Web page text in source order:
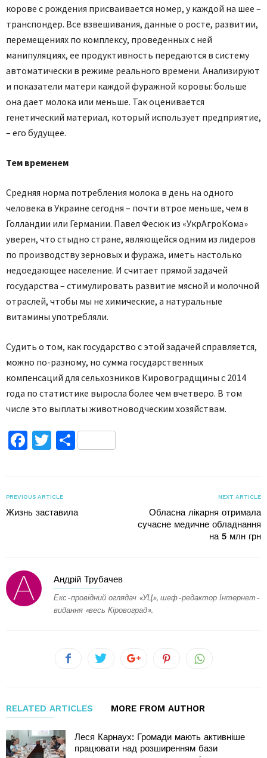
корове с рождения присваивается номер, у каждой на шее –
транспондер. Все взвешивания, данные о росте, развитии,
перемещениях по комплексу, проведенных с ней
манипуляциях, ее продуктивность передаются в систему
автоматически в режиме реального времени. Анализируют
и показатели матери каждой фуражной коровы: больше
она дает молока или меньше. Так оценивается
генетический материал, который использует предприятие,
– его будущее.
Тем временем
Средняя норма потребления молока в день на одного
человека в Украине сегодня – почти втрое меньше, чем в
Голландии или Германии. Павел Фесюк из «УкрАгроКома»
уверен, что стыдно стране, являющейся одним из лидеров
по производству зерновых и фуража, иметь настолько
недоедающее население. И считает прямой задачей
государства – стимулировать развитие мясной и молочной
отраслей, чтобы мы не химические, а натуральные
витамины употребляли.
Судить о том, как государство с этой задачей справляется,
можно по-разному, но сумма государственных
компенсаций для сельхозников Кировоградщины с 2014
года по статистике выросла более чем вчетверо. В том
числе это выплаты животноводческим хозяйствам.
Facebook
TwitterПоділитися
PREVIOUS ARTICLE
Жизнь заставила
NEXT ARTICLE
Обласна лікарня отримала
сучасне медичне обладнання
на 5 млн грн
Андрій Трубачев
Екс-провідний оглядач «УЦ», шеф-редактор Інтернет-
видання «весь Кіровоград».
RELATED ARTICLES MORE FROM AUTHOR
Леся Карнаух: Громади мають активніше
працювати над розширенням бази